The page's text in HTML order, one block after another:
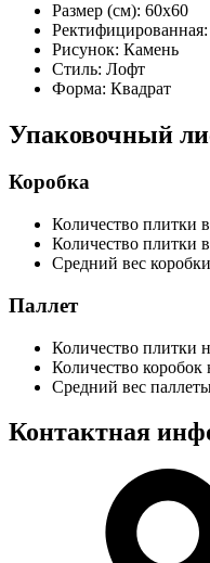
Размер (см): 60x60
Ректифицированная:
Рисунок: Камень
Стиль: Лофт
Форма: Квадрат
Упаковочный
Коробка
Количество плитки
Количество плитки
Средний вес
Паллет
Количество плитки
Количество коробок
Средний вес
Контактная